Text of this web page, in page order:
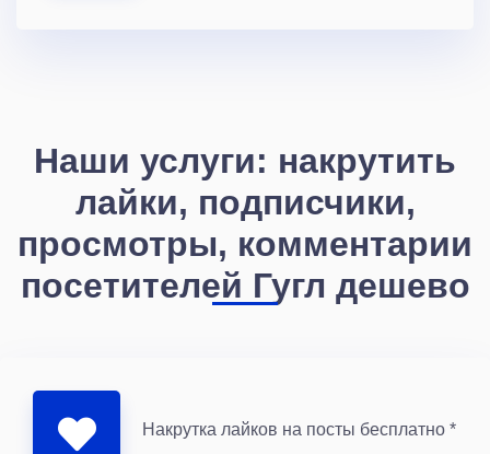
Наши услуги: накрутить
лайки, подписчики,
просмотры, комментарии
посетителей Гугл дешево
Накрутка лайков на посты бесплатно *